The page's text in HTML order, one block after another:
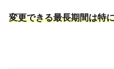
変更できる最長期間は特